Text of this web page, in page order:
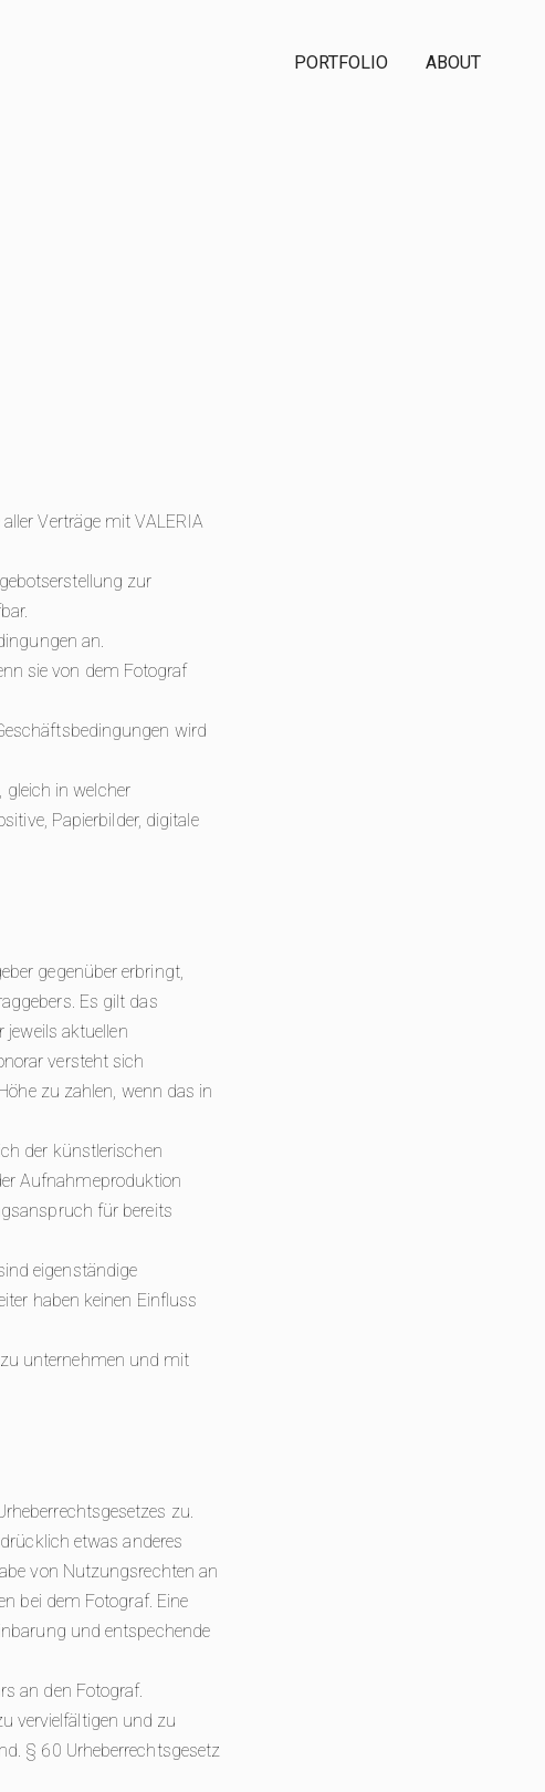
PORTFOLIO ABOUT
Verträge mit VALERIA
zur
an.
sie von dem Fotograf
wird
gleich in welcher
Papierbilder, digitale
gegenüber erbringt,
Es gilt das
aktuellen
versteht sich
zu zahlen, wenn das in
der künstlerischen
Aufnahmeproduktion
für bereits
eigenständige
haben keinen Einfluss
unternehmen und mit
zu.
etwas anderes
von Nutzungsrechten an
bei dem Fotograf. Eine
und entspechende
an den Fotograf.
vervielfältigen und zu
§ 60 Urheberrechtsgesetz